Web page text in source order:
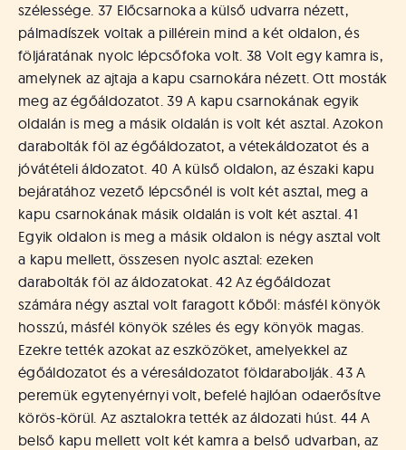
szélessége. 37 Előcsarnoka a külső udvarra nézett,
pálmadíszek voltak a pillérein mind a két oldalon, és
följáratának nyolc lépcsőfoka volt. 38 Volt egy kamra is,
amelynek az ajtaja a kapu csarnokára nézett. Ott mosták
meg az égőáldozatot. 39 A kapu csarnokának egyik
oldalán is meg a másik oldalán is volt két asztal. Azokon
darabolták föl az égőáldozatot, a vétekáldozatot és a
jóvátételi áldozatot. 40 A külső oldalon, az északi kapu
bejáratához vezető lépcsőnél is volt két asztal, meg a
kapu csarnokának másik oldalán is volt két asztal. 41
Egyik oldalon is meg a másik oldalon is négy asztal volt
a kapu mellett, összesen nyolc asztal: ezeken
darabolták föl az áldozatokat. 42 Az égőáldozat
számára négy asztal volt faragott kőből: másfél könyök
hosszú, másfél könyök széles és egy könyök magas.
Ezekre tették azokat az eszközöket, amelyekkel az
égőáldozatot és a véresáldozatot földarabolják. 43 A
peremük egytenyérnyi volt, befelé hajlóan odaerősítve
körös-körül. Az asztalokra tették az áldozati húst. 44 A
belső kapu mellett volt két kamra a belső udvarban, az